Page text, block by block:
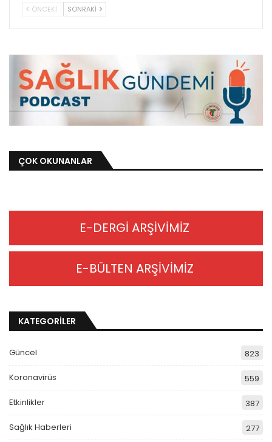
ÖNCEKI SONRAKI
ÇOK OKUNANLAR
E-DERGİ ARŞİVİMİZ
E-BÜLTEN ARŞİVİMİZ
KATEGORİLER
Güncel 823
Koronavirüs 559
Etkinlikler 387
Sağlık Haberleri 277